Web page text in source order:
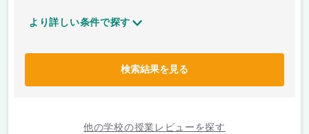
より詳しい条件で探す
検索結果を見る
他の学校の授業レビューを探す